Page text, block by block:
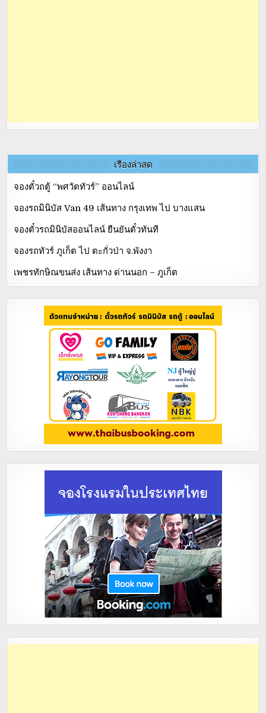
เรื่องล่าสุด
จองตั๋วถตู้ “พศวัตทัวร์” ออนไลน์
จองรถมินิบัส Van 49 เส้นทาง กรุงเทพ ไป บางแสน
จองตั๋วรถมินิบัสออนไลน์ ยืนยันตั๋วทันที
จองรถทัวร์ ภูเก็ต ไป ตะกั่วป่า จ.พังงา
เพชรทักษิณขนส่ง เส้นทาง ด่านนอก – ภูเก็ต